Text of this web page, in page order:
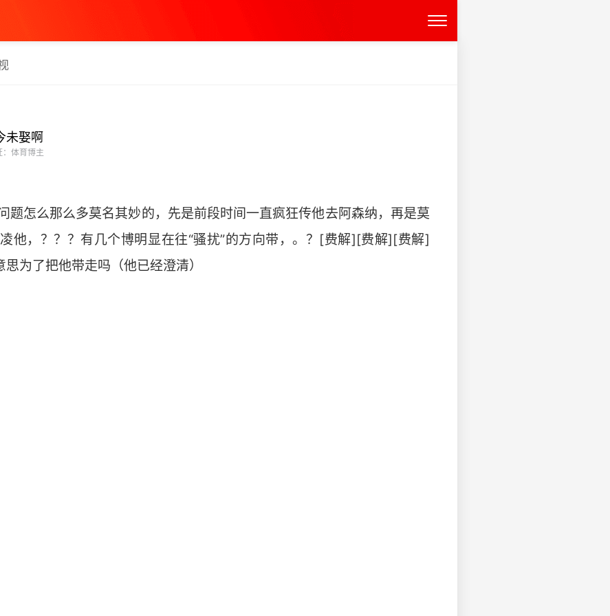
未娶啊
：体育博主
题怎么那么多莫名其妙的，先是前段时间一直疯狂传他去阿森纳，再是莫
他，？？？有几个博明显在往“骚扰”的方向带，。？[费解][费解][费解]
为了把他带走吗（他已经澄清）